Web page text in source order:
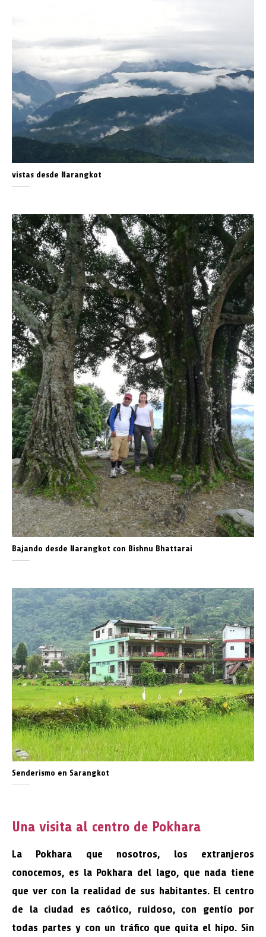
vistas desde Narangkot
Bajando desde Narangkot con Bishnu Bhattarai
Senderismo en Sarangkot
Una visita al centro de Pokhara
La Pokhara que nosotros, los extranjeros
conocemos, es la Pokhara del lago, que nada tiene
que ver con la realidad de sus habitantes. El centro
de la ciudad es caótico, ruidoso, con gentío por
todas partes y con un tráfico que quita el hipo. Sin